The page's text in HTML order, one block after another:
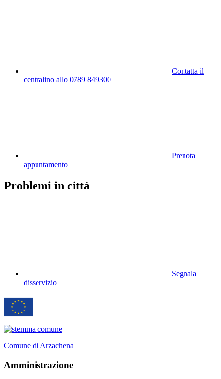
Contatta il
centralino allo 0789 849300
Prenota
appuntamento
Problemi in città
Segnala
disservizio
Comune di Arzachena
Amministrazione